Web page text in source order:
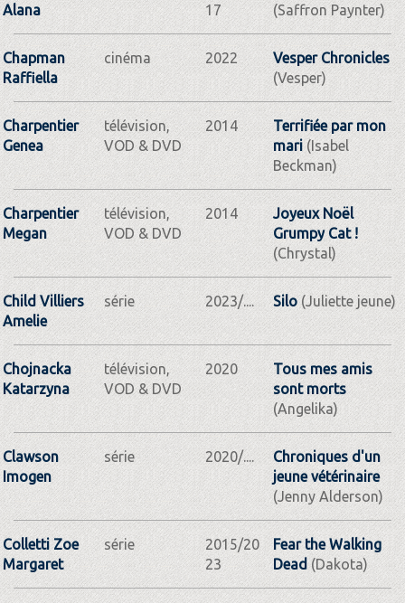
Alana
17
(Saffron Paynter)
Chapman
Raffiella
cinéma 2022
Vesper Chronicles
(Vesper)
Charpentier
Genea
télévision,
VOD & DVD
2014
Terrifiée par mon
mari(Isabel
Beckman)
Charpentier
Megan
télévision,
VOD & DVD
2014
Joyeux Noël
Grumpy Cat !
(Chrystal)
Child Villiers
Amelie
série 2023/.... Silo(Juliette jeune)
Chojnacka
Katarzyna
télévision,
VOD & DVD
2020
Tous mes amis
sont morts
(Angelika)
Clawson
Imogen
série 2020/....
Chroniques d'un
jeune vétérinaire
(Jenny Alderson)
Colletti Zoe
Margaret
série
2015/20
23
Fear the Walking
Dead (Dakota)